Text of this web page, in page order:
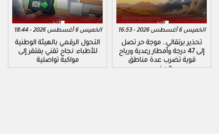
الخميس 6 أغسطس 2026 - 18:44
التحول الرقمي بالهيئة الوطنية
للأطباء: نجاح تقني يفتقر إلى
مواكبة تواصلية
الخميس 6 أغسطس 2026 - 16:53
تحذير برتقالي.. موجة حر تصل
إلى 47 درجة وأمطار رعدية ورياح
قوية تضرب عدة مناطق
بالمغرب